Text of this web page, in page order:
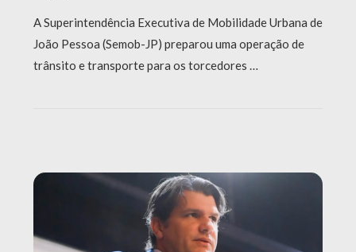
A Superintendência Executiva de Mobilidade Urbana de
João Pessoa (Semob-JP) preparou uma operação de
trânsito e transporte para os torcedores …